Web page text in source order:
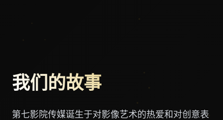
我们的故事
第七影院传媒诞生于对影像艺术的热爱和对创意表